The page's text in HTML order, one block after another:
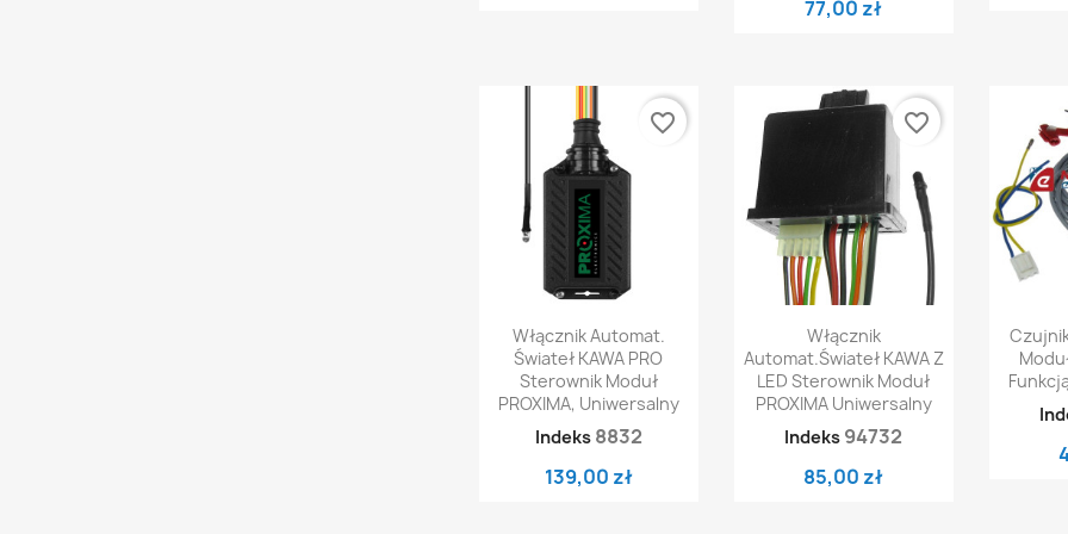
77,00 zł
Szybki podgląd
Włącznik Automat.
Świateł KAWA PRO
Sterownik Moduł
PROXIMA, Uniwersalny
Indeks 8832
139,00 zł
favorite_border
Szybki podgląd
Włącznik
Automat.świateł KAWA Z
LED Sterownik Moduł
PROXIMA Uniwersalny
Indeks 94732
85,00 zł
favorite_border
